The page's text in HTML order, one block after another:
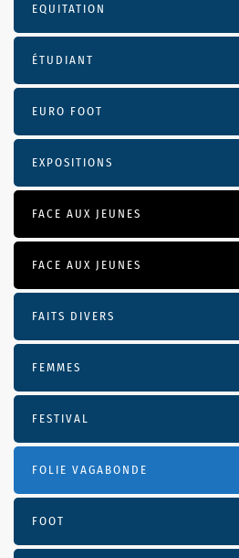
EQUITATION
ÉTUDIANT
EURO FOOT
EXPOSITIONS
FACE AUX JEUNES
FACE AUX JEUNES
FAITS DIVERS
FEMMES
FESTIVAL
FOLIE VAGABONDE
FOOT